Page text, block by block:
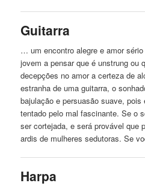
Guitarra
… um encontro alegre e amor
jovem a pensar que é unstrung ou
decepções no amor a certeza de
estranha de uma guitarra, o
bajulação e persuasão suave,
tentado pelo mal fascinante. Se o
ser cortejada, e será provável que
ardis de mulheres sedutoras. Se
Harpa